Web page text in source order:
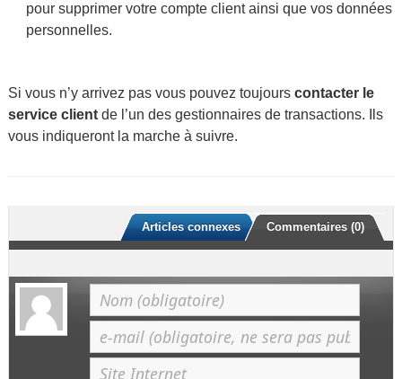
pour supprimer votre compte client ainsi que vos données
personnelles.
Si vous n’y arrivez pas vous pouvez toujours contacter le
service clientde l’un des gestionnaires de transactions. Ils
vous indiqueront la marche à suivre.
Commentaires (0)
Articles connexes